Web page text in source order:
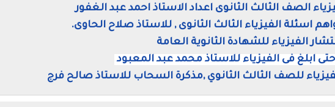
الصف الثالث الثانوى اعداد الاستاذ احمد عبد الغفور
اسئلة الفيزياء الثالث الثانوى , للاستاذ صلاح الحاوى.
الفيزياء للشهادة الثانوية العامة
ابلغ فى الفيزياء للاستاذ محمد عبد المعبود
للصف الثالث الثانوي ,مذكرة السحاب للاستاذ صالح فرج